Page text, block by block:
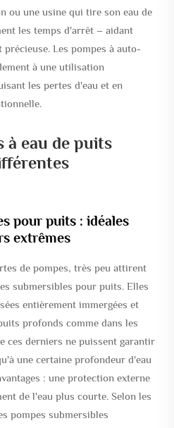
ou une usine qui tire son eau de
les temps d'arrêt – aidant
Les pompes à auto-
à une utilisation
les pertes d'eau et en
à eau de puits
pour puits : idéales
extrêmes
de pompes, très peu attirent
submersibles pour puits. Elles
entièrement immergées et
profonds comme dans les
ces derniers ne puissent garantir
une certaine profondeur d'eau
: une protection externe
de l'eau plus courte. Selon les
pompes submersibles